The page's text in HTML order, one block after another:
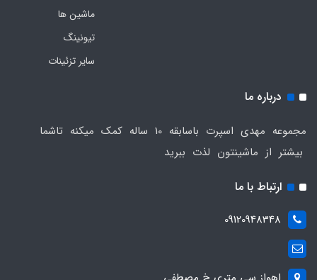
ماشین ها
تیونینگ
سایر تزئینات
درباره ما
مجموعه مهدی اسپرت باسابقه 10 ساله کمک میکنه تاشما
بیشتر از ماشینتون لذت ببرید
ارتباط با ما
09120948348